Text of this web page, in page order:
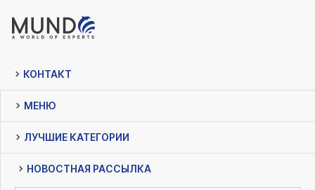
КОНТАКТ
МЕНЮ
ЛУЧШИЕ КАТЕГОРИИ
НОВОСТНАЯ РАССЫЛКА